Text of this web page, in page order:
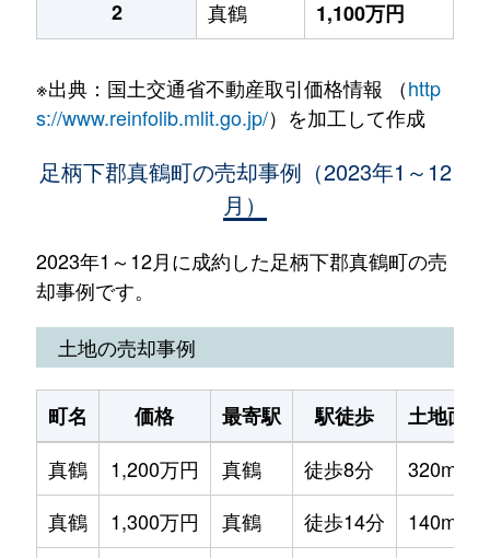
2
真鶴 1,100万円
※出典：国土交通省不動産取引価格情報 （http
s://www.reinfolib.mlit.go.jp/）を加工して作成
足柄下郡真鶴町の売却事例（2023年1～12
月）
2023年1～12月に成約した足柄下郡真鶴町の売
却事例です。
土地の売却事例
町名 価格 最寄駅 駅徒歩
土地面積
真鶴
1,200万円 真鶴 徒歩8分
320m²
真鶴
1,300万円 真鶴 徒歩14分
140m²